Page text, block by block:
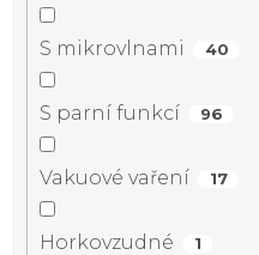
S mikrovlnami 40
S parní funkcí 96
Vakuové vaření 17
Horkovzudné 1